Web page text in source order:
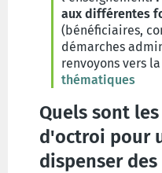
aux différentes
(bénéficiaires,
démarches
renvoyons vers
thématiques
Quels sont
d'octroi pour
dispenser